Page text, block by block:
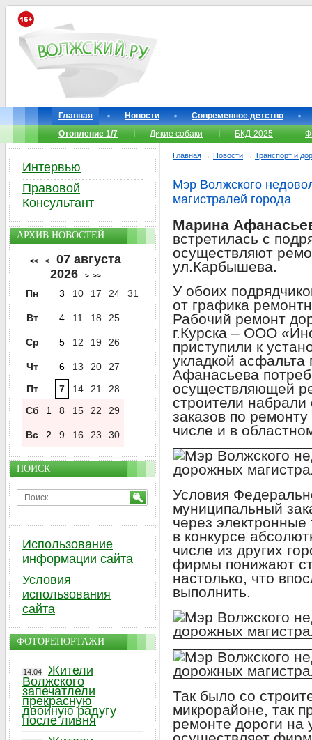
Главная Новости
Современное детство
Отопление 1/7
Дикие собаки БКД-2025
Главная → Новости → Транспорт и
Мэр Волжского
магистралей города
Марина
встретилась с
осуществляют
ул.Карбышева.
У обоих
от графика
Рабочий ремонт
г.Курска – ООО
приступили к
укладкой асфальта
Афанасьева
осуществляющей
строители набрали
заказов по
числе и в
Условия
муниципальный
через электронные
в конкурсе
числе из других
фирмы понижают
настолько, что
выполнить.
Так было со
микрорайоне, так
ремонте дороги на
Интервью
Правовой
Консультант
АРХИВ НОВОСТЕЙ
<< <
07 августа
2026
> >>
Пн 3 10 17 24 31
Вт 4 11 18 25
Ср 5 12 19 26
Чт 6 13 20
27
Пт
7 14 21
28
Сб
1 8 15 22 29
Вс 2 9 16 23 30
ПОИСК
Использование
информации сайта
Условия
использования
сайта
ФОТОРЕПОРТАЖИ
14.04
Жители
Волжского
запечатлели
прекрасную
двойную радугу
после ливня